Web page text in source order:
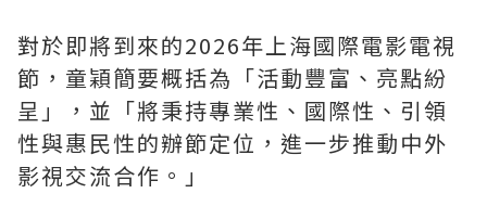
對於即將到來的2026年上海國際電影電視
節，童穎簡要概括為 「活動豐富、亮點紛
呈 」 ，並 「將秉持專業性、國際性、引領
性與惠民性的辦節定位，進一步推動中外
影視交流合作。 」